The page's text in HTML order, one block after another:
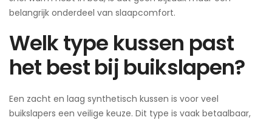
belangrijk onderdeel van slaapcomfort.
Welk type kussen past
het best bij buikslapen?
Een zacht en laag synthetisch kussen is voor veel
buikslapers een veilige keuze. Dit type is vaak betaalbaar,